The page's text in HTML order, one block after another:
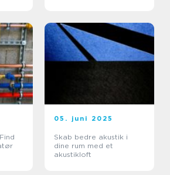
05. juni 2025
Skab bedre akustik i
dine rum med et
akustikloft